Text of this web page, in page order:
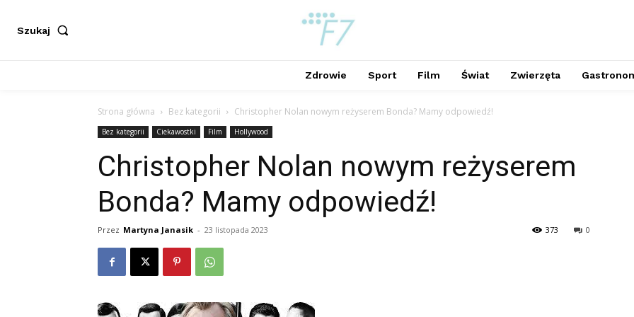
Szukaj
Zdrowie Sport Film Świat Zwierzęta
Strona główna Bez kategorii Christopher Nolan nowym reżyserem Bonda? Mamy odpowiedź!
Bez kategorii Ciekawostki Film Hollywood
Christopher Nolan nowym reżyserem
Bonda? Mamy odpowiedź!
Przez Martyna Janasik - 23 listopada 2023 0
373